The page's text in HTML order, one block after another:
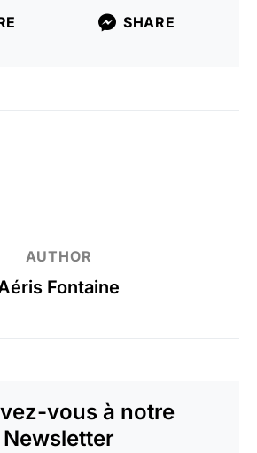
SHARE
AUTHOR
Fontaine
vous à notre
Newsletter